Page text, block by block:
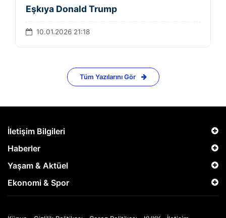
Eşkıya Donald Trump
10.01.2026 21:18
Tüm Yazılarını Gör
İletişim Bilgileri
Haberler
Yaşam & Aktüel
Ekonomi & Spor